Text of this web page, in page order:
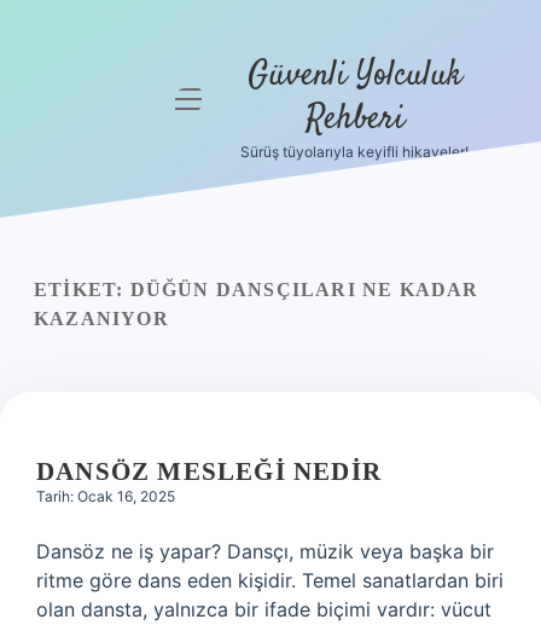
Yasal Uyarı
menüyü Güvenli Yolculuk
Rehberi
Sürüş tüyolarıyla keyifli hikayeler!
ETIKET: DÜĞÜN DANSÇILARI NE KADAR
KAZANIYOR
DANSÖZ MESLEĞI NEDIR
Tarih: Ocak 16, 2025
Dansöz ne iş yapar? Dansçı, müzik veya başka bir
ritme göre dans eden kişidir. Temel sanatlardan biri
olan dansta, yalnızca bir ifade biçimi vardır: vücut